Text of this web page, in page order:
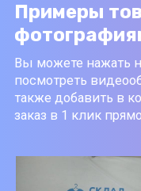
Примеры
Вы можете нажать
посмотреть
также добавить в
заказ в 1 клик